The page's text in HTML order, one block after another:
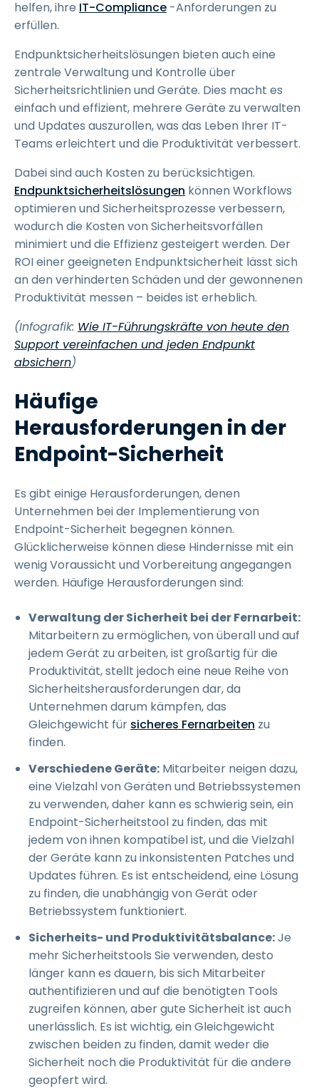
helfen, ihre IT-Compliance -Anforderungen zu
erfüllen.
Endpunktsicherheitslösungen bieten auch eine
zentrale Verwaltung und Kontrolle über
Sicherheitsrichtlinien und Geräte. Dies macht es
einfach und effizient, mehrere Geräte zu verwalten
und Updates auszurollen, was das Leben Ihrer IT-
Teams erleichtert und die Produktivität verbessert.
Dabei sind auch Kosten zu berücksichtigen.
Endpunktsicherheitslösungen können Workflows
optimieren und Sicherheitsprozesse verbessern,
wodurch die Kosten von Sicherheitsvorfällen
minimiert und die Effizienz gesteigert werden. Der
ROI einer geeigneten Endpunktsicherheit lässt sich
an den verhinderten Schäden und der gewonnenen
Produktivität messen – beides ist erheblich.
(Infografik: Wie IT-Führungskräfte von heute den
Support vereinfachen und jeden Endpunkt
absichern)
Häufige
Herausforderungen in der
Endpoint-Sicherheit
Es gibt einige Herausforderungen, denen
Unternehmen bei der Implementierung von
Endpoint-Sicherheit begegnen können.
Glücklicherweise können diese Hindernisse mit ein
wenig Voraussicht und Vorbereitung angegangen
werden. Häufige Herausforderungen sind:
Verwaltung der Sicherheit bei der Fernarbeit:
Mitarbeitern zu ermöglichen, von überall und auf
jedem Gerät zu arbeiten, ist großartig für die
Produktivität, stellt jedoch eine neue Reihe von
Sicherheitsherausforderungen dar, da
Unternehmen darum kämpfen, das
Gleichgewicht für sicheres Fernarbeiten zu
finden.
Verschiedene Geräte: Mitarbeiter neigen dazu,
eine Vielzahl von Geräten und Betriebssystemen
zu verwenden, daher kann es schwierig sein, ein
Endpoint-Sicherheitstool zu finden, das mit
jedem von ihnen kompatibel ist, und die Vielzahl
der Geräte kann zu inkonsistenten Patches und
Updates führen. Es ist entscheidend, eine Lösung
zu finden, die unabhängig von Gerät oder
Betriebssystem funktioniert.
Sicherheits- und Produktivitätsbalance:Je
mehr Sicherheitstools Sie verwenden, desto
länger kann es dauern, bis sich Mitarbeiter
authentifizieren und auf die benötigten Tools
zugreifen können, aber gute Sicherheit ist auch
unerlässlich. Es ist wichtig, ein Gleichgewicht
zwischen beiden zu finden, damit weder die
Sicherheit noch die Produktivität für die andere
geopfert wird.